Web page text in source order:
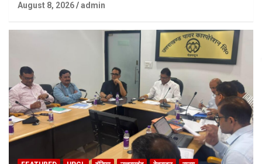
August 8, 2026 admin